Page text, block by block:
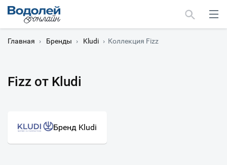
Главная › Бренды › Kludi › Коллекция Fizz
Fizz от Kludi
Бренд Kludi